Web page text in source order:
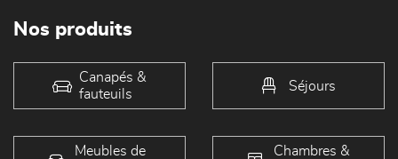
Nos produits
Canapés &
fauteuils
Séjours
Meubles de
Chambres &